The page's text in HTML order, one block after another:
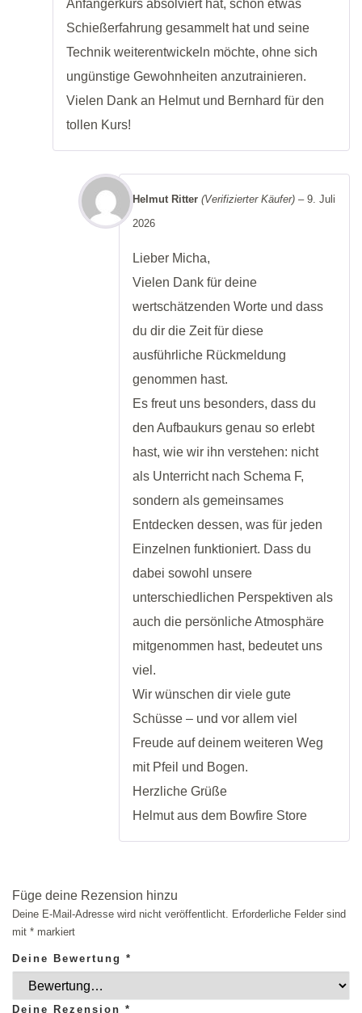
Anfängerkurs absolviert hat, schon etwas
Schießerfahrung gesammelt hat und seine
Technik weiterentwickeln möchte, ohne sich
ungünstige Gewohnheiten anzutrainieren.
Vielen Dank an Helmut und Bernhard für den
tollen Kurs!
Helmut Ritter (Verifizierter Käufer) – 9. Juli
2026
Lieber Micha,
Vielen Dank für deine
wertschätzenden Worte und dass
du dir die Zeit für diese
ausführliche Rückmeldung
genommen hast.
Es freut uns besonders, dass du
den Aufbaukurs genau so erlebt
hast, wie wir ihn verstehen: nicht
als Unterricht nach Schema F,
sondern als gemeinsames
Entdecken dessen, was für jeden
Einzelnen funktioniert. Dass du
dabei sowohl unsere
unterschiedlichen Perspektiven als
auch die persönliche Atmosphäre
mitgenommen hast, bedeutet uns
viel.
Wir wünschen dir viele gute
Schüsse – und vor allem viel
Freude auf deinem weiteren Weg
mit Pfeil und Bogen.
Herzliche Grüße
Helmut aus dem Bowfire Store
Füge deine Rezension hinzu
Deine E-Mail-Adresse wird nicht veröffentlicht. Erforderliche Felder sind
mit * markiert
Deine Bewertung *
Deine Rezension *